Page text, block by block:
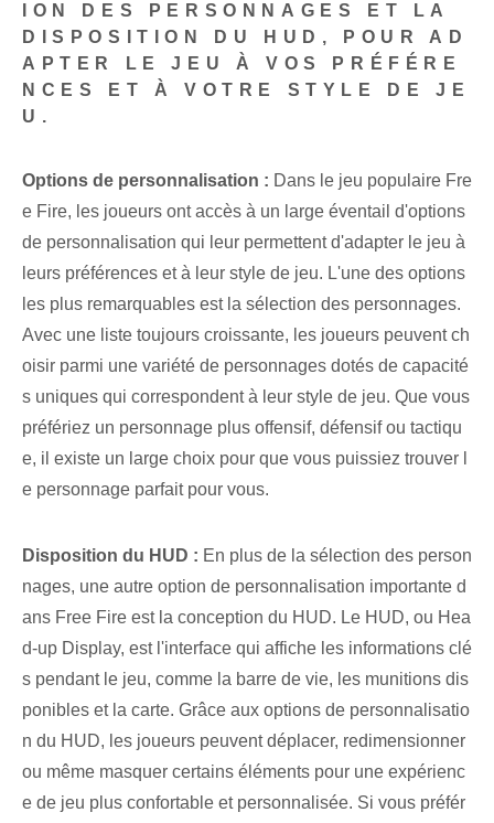
ION DES PERSONNAGES ET LA
DISPOSITION DU HUD, POUR AD
APTER LE JEU À VOS PRÉFÉRE
NCES ET À VOTRE STYLE DE JE
U.
Options de personnalisation : Dans le jeu populaire Fre
e Fire, les joueurs ont accès à un large éventail d'options
de personnalisation qui leur permettent d'adapter le jeu à
leurs préférences et à leur style de jeu. L'une des options
les plus remarquables est la sélection des personnages.
Avec une liste toujours croissante, les joueurs peuvent ch
oisir parmi une variété de personnages dotés de capacité
s uniques qui correspondent à leur style de jeu. Que vous
préfériez un personnage plus offensif, défensif ou tactiqu
e, il existe un large choix pour que vous puissiez trouver l
e personnage parfait pour vous.
‌Disposition du HUD : En plus de la sélection des person
nages, une autre option de personnalisation importante d
ans Free Fire est la conception du HUD. Le HUD, ou Hea
d-up Display, est l'interface qui affiche les informations clé
s pendant le jeu, comme la barre de vie, les munitions dis
ponibles et la carte. Grâce aux options de personnalisatio
n du HUD, les joueurs peuvent déplacer, redimensionner
ou même masquer certains éléments pour une expérienc
e de jeu plus confortable et personnalisée. Si vous préfér